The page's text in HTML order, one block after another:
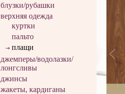
блузки/рубашки
верхняя одежда
куртки
пальто
плащи
джемперы/водолазки/
лонгсливы
джинсы
жакеты, кардиганы